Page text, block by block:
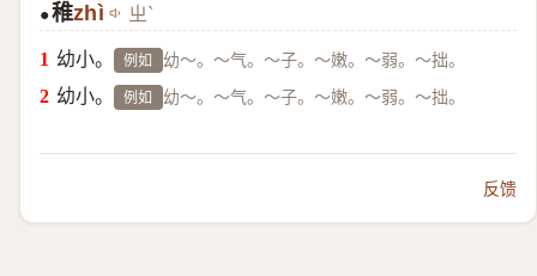
●稚zhì ㄓˋ
幼小。 例如 幼～。～气。～子。～嫩。～弱。～拙。
幼小。 例如 幼～。～气。～子。～嫩。～弱。～拙。
反馈